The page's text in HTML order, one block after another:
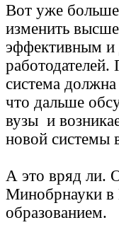
Вот уже больше
изменить
эффективным и
работодателей.
система
что дальше
вузы и
новой системы
А это вряд ли.
Минобрнауки в
образованием.